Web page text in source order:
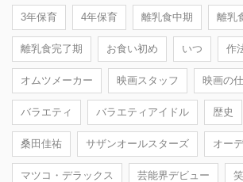
3年保育 4年保育 離乳食中期 離乳
離乳食完了期 お食い初め いつ 作
オムツメーカー 映画スタッフ 映画の
バラエティ バラエティアイドル 歴史
桑田佳祐 サザンオールスターズ オー
マツコ・デラックス 芸能界デビュー